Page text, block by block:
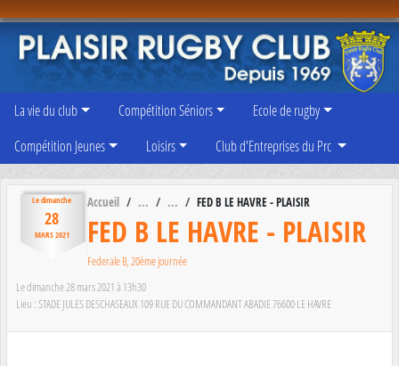
La vie du club Compétition Séniors
Ecole de rugby
Compétition Jeunes
Loisirs Club d'Entreprises du Prc
Ledimanche
28
MARS 2021
Accueil FED B LE HAVRE - PLAISIR
FED B LE HAVRE - PLAISIR
Federale B, 20ème journée
Ledimanche28mars2021à 13h30
Lieu :STADE JULES DESCHASEAUX 109 RUE DU COMMANDANT ABADIE76600LE HAVRE
Panneau de gestion des cookies